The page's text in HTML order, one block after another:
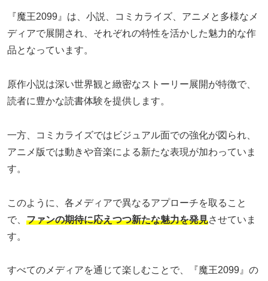
『魔王2099』は、小説、コミカライズ、アニメと多様なメ
ディアで展開され、それぞれの特性を活かした魅力的な作
品となっています。
原作小説は深い世界観と緻密なストーリー展開が特徴で、
読者に豊かな読書体験を提供します。
一方、コミカライズではビジュアル面での強化が図られ、
アニメ版では動きや音楽による新たな表現が加わっていま
す。
このように、各メディアで異なるアプローチを取ること
で、 ファンの期待に応えつつ新たな魅力を発見させていま
す。
すべてのメディアを通じて楽しむことで、『魔王2099』の